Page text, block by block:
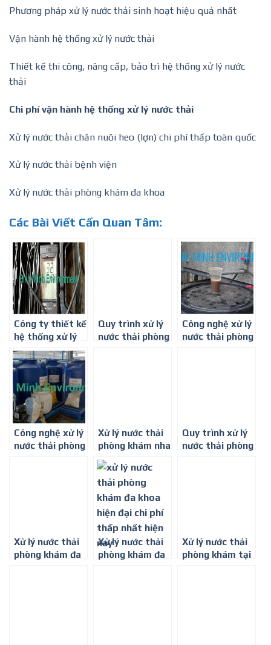
Phương pháp xử lý nước thải sinh hoạt hiệu quả nhất
Vận hành hệ thống xử lý nước thải
Thiết kế thi công, nâng cấp, bảo trì hệ thống xử lý nước
thải
Chi phí vận hành hệ thống xử lý nước thải
Xử lý nước thải chăn nuôi heo (lợn) chi phí thấp toàn quốc
Xử lý nước thải bệnh viện
Xử lý nước thải phòng khám đa khoa
Các Bài Viết Cần Quan Tâm:
Công ty thiết kế
hệ thống xử lý
nước thải phòng
khám đa khoa ở
Bình Phước
Quy trình xử lý
nước thải phòng
Công nghệ xử lý
nước thải phòng
Công nghệ xử lý
nước thải phòng
Xử lý nước thải
phòng khám nha
khoa tại Bình
Dương
Quy trình xử lý
nước thải phòng
Xử lý nước thải
phòng khám đa
Xử lý nước thải
phòng khám đa
Xử lý nước thải
phòng khám tại